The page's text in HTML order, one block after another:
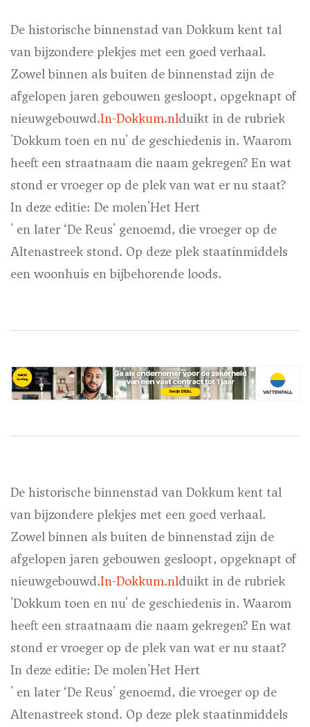
De historische binnenstad van Dokkum kent tal
van bijzondere plekjes met een goed verhaal.
Zowel binnen als buiten de binnenstad zijn de
afgelopen jaren gebouwen gesloopt, opgeknapt of
nieuwgebouwd.In-Dokkum.nlduikt in de rubriek
'Dokkum toen en nu' de geschiedenis in. Waarom
heeft een straatnaam die naam gekregen? En wat
stond er vroeger op de plek van wat er nu staat?
In deze editie: De molen'Het Hert
' en later ‘De Reus' genoemd, die vroeger op de
Altenastreek stond. Op deze plek staatinmiddels
een woonhuis en bijbehorende loods.
De historische binnenstad van Dokkum kent tal
van bijzondere plekjes met een goed verhaal.
Zowel binnen als buiten de binnenstad zijn de
afgelopen jaren gebouwen gesloopt, opgeknapt of
nieuwgebouwd.In-Dokkum.nlduikt in de rubriek
'Dokkum toen en nu' de geschiedenis in. Waarom
heeft een straatnaam die naam gekregen? En wat
stond er vroeger op de plek van wat er nu staat?
In deze editie: De molen'Het Hert
' en later ‘De Reus' genoemd, die vroeger op de
Altenastreek stond. Op deze plek staatinmiddels